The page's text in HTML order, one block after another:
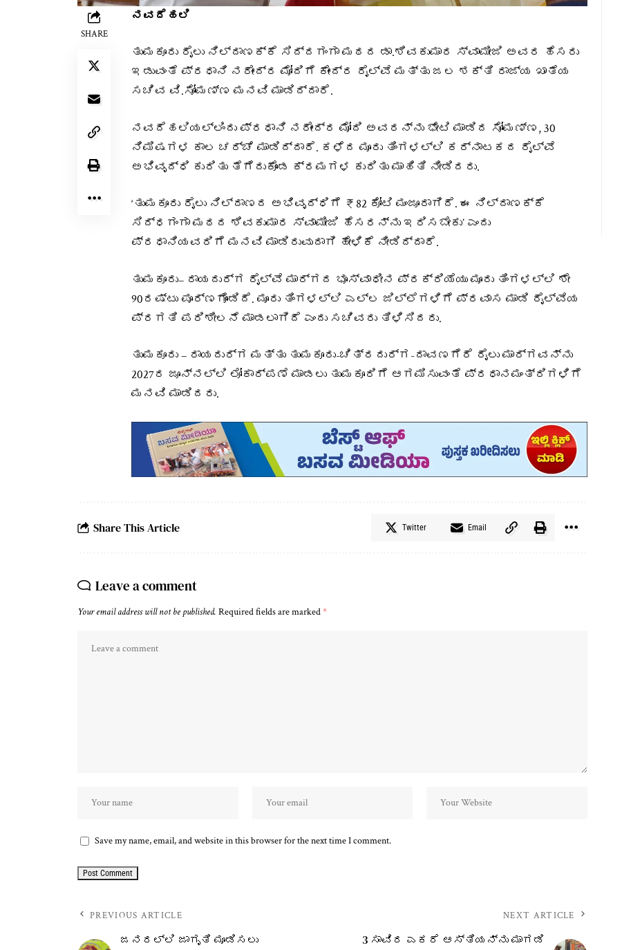
SHARE
ನವದೆಹಲಿ
ತುಮಕೂರು ರೈಲು ನಿಲ್ದಾಣಕ್ಕೆ ಸಿದ್ದಗಂಗಾ ಮಠದ ಡಾ.ಶಿವಕುಮಾರ ಸ್ವಾಮೀಜಿ ಅವರ ಹೆಸರು
ಇಡುವಂತೆ ಪ್ರಧಾನಿ ನರೇಂದ್ರ ಮೋದಿಗೆ ಕೇಂದ್ರ ರೈಲ್ವೆ ಮತ್ತು ಜಲ ಶಕ್ತಿ ರಾಜ್ಯ ಖಾತೆಯ
ಸಚಿವ ವಿ.ಸೋಮಣ್ಣ ಮನವಿ ಮಾಡಿದ್ದಾರೆ.
ನವದೆಹಲಿಯಲ್ಲಿಂದು ಪ್ರಧಾನಿ ನರೇಂದ್ರ ಮೋದಿ ಅವರನ್ನು ಭೇಟಿ ಮಾಡಿದ ಸೋಮಣ್ಣ, 30
ನಿಮಿಷಗಳ ಕಾಲ ಚರ್ಚೆ ಮಾಡಿದ್ದಾರೆ. ಕಳೆದ ಮೂರು ತಿಂಗಳಲ್ಲಿ ಕರ್ನಾಟಕದ ರೈಲ್ವೆ
ಅಭಿವೃದ್ಧಿ ಕುರಿತು ತೆಗೆದುಕೊಂಡ ಕ್ರಮಗಳ ಕುರಿತು ಮಾಹಿತಿ ನೀಡಿದರು.
‘ತುಮಕೂರು ರೈಲು ನಿಲ್ದಾಣದ ಅಭಿವೃದ್ಧಿಗೆ ₹82 ಕೋಟಿ ಮಂಜೂರಾಗಿದೆ. ಈ ನಿಲ್ದಾಣಕ್ಕೆ
ಸಿದ್ಧಗಂಗಾ ಮಠದ ಶಿವಕುಮಾರ ಸ್ವಾಮೀಜಿ ಹೆಸರನ್ನು ಇರಿಸಬೇಕು’ ಎಂದು
ಪ್ರಧಾನಿಯವರಿಗೆ ಮನವಿ ಮಾಡಿರುವುದಾಗಿ ಹೇಳಿಕೆ ನೀಡಿದ್ದಾರೆ.
ತುಮಕೂರು– ರಾಯದುರ್ಗ ರೈಲ್ವೆ ಮಾರ್ಗದ ಭೂಸ್ವಾಧೀನ ಪ್ರಕ್ರಿಯೆಯು ಮೂರು ತಿಂಗಳಲ್ಲಿ ಶೇ
90ರಷ್ಟು ಪೂರ್ಣಗೊಂಡಿದೆ. ಮೂರು ತಿಂಗಳಲ್ಲಿ ಎಲ್ಲ ಜಿಲ್ಲೆಗಳಿಗೆ ಪ್ರವಾಸ ಮಾಡಿ ರೈಲ್ವೆಯ
ಪ್ರಗತಿ ಪರಿಶೀಲನೆ ಮಾಡಲಾಗಿದೆ ಎಂದು ಸಚಿವರು ತಿಳಿಸಿದರು.
ತುಮಕೂರು – ರಾಯದುರ್ಗ ಮತ್ತು ತುಮಕೂರು-ಚಿತ್ರದುರ್ಗ-ದಾವಣಗೆರೆ ರೈಲು ಮಾರ್ಗವನ್ನು
2027ರ ಜೂನ್‌ನಲ್ಲಿ ಲೋಕಾರ್ಪಣೆ ಮಾಡಲು ತುಮಕೂರಿಗೆ ಆಗಮಿಸುವಂತೆ ಪ್ರಧಾನಮಂತ್ರಿಗಳಿಗೆ
ಮನವಿ ಮಾಡಿದರು.
Share This Article Twitter Email
Leave a comment
Your email address will not be published. Required fields are marked*
Save my name, email, and website in this browser for the next time I comment.
PREVIOUS ARTICLE
ಜನರಲ್ಲಿ ಜಾಗೃತಿ ಮೂಡಿಸಲು
NEXT ARTICLE
3 ಸಾವಿರ ಎಕರೆ ಆಸ್ತಿಯನ್ನು ಮಾಗಡಿ